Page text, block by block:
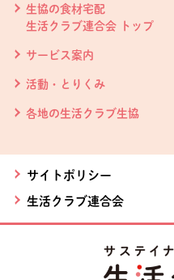
生協の食材宅配
生活クラブ連合会 トップ
サービス案内
活動・とりくみ
各地の生活クラブ生協
サイトポリシー
生活クラブ連合会